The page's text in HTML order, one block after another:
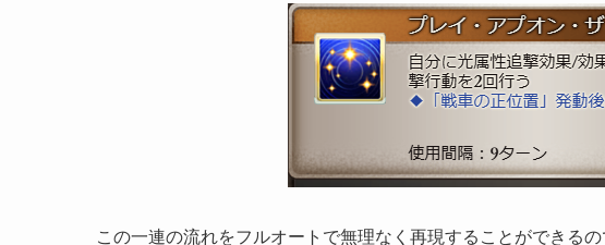
この一連の流れをフルオートで無理なく再現することができる